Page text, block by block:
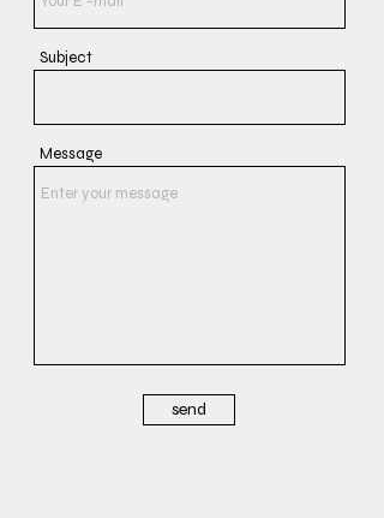
Subject
Message
send